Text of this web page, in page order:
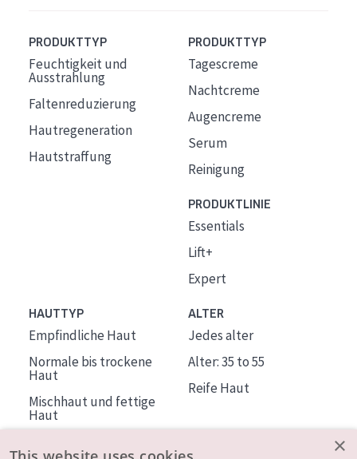
PRODUKTTYP
Feuchtigkeit und
Ausstrahlung
Faltenreduzierung
Hautregeneration
Hautstraffung
PRODUKTTYP
Tagescreme
Nachtcreme
Augencreme
Serum
Reinigung
PRODUKTLINIE
Essentials
Lift+
Expert
HAUTTYP
Empfindliche Haut
Normale bis trockene
Haut
Mischhaut und fettige
Haut
ALTER
Jedes alter
Alter: 35 to 55
Reife Haut
×